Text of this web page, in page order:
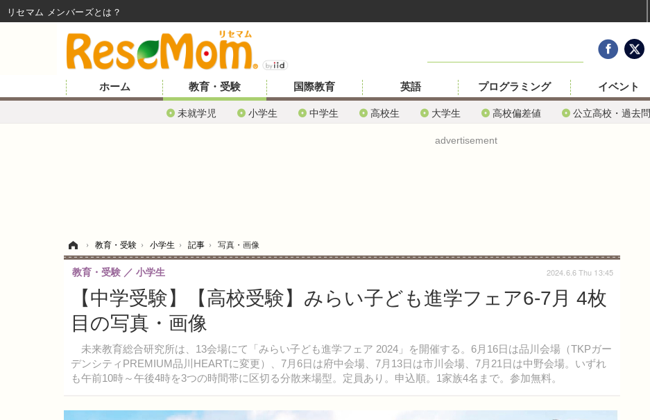
ホーム 教育・受験
未就学児 小学生 中学生 高校生 大学生 高校偏差値 公立高校・過去問
国際教育 英語 プログラミング イベント
advertisement
› 教育・受験 › 小学生 › 記事 › 写真・画像
【中学受験】【高校受験】みらい子ども進学フェア6-7月 4枚
目の写真・画像
未来教育総合研究所は、13会場にて「みらい子ども進学フェア 2024」を開催する。6月16日は品川会場（TKPガー
デンシティPREMIUM品川HEARTに変更）、7月6日は府中会場、7月13日は市川会場、7月21日は中野会場。いずれ
も午前10時～午後4時を3つの時間帯に区切る分散来場型。定員あり。申込順。1家族4名まで。参加無料。
教育・受験 小学生 2024.6.6 Thu 13:45
リセマム メンバーズ